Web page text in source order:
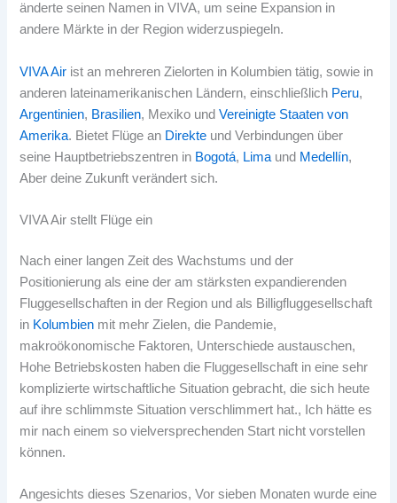
änderte seinen Namen in VIVA, um seine Expansion in
andere Märkte in der Region widerzuspiegeln.
VIVA Air ist an mehreren Zielorten in Kolumbien tätig, sowie in
anderen lateinamerikanischen Ländern, einschließlich Peru,
Argentinien, Brasilien, Mexiko undVereinigte Staaten von
Amerika. Bietet Flüge an Direkte und Verbindungen über
seine Hauptbetriebszentren in Bogotá, Lima und Medellín,
Aber deine Zukunft verändert sich.
VIVA Air stellt Flüge ein
Nach einer langen Zeit des Wachstums und der
Positionierung als eine der am stärksten expandierenden
Fluggesellschaften in der Region und als Billigfluggesellschaft
in Kolumbien mit mehr Zielen, die Pandemie,
makroökonomische Faktoren, Unterschiede austauschen,
Hohe Betriebskosten haben die Fluggesellschaft in eine sehr
komplizierte wirtschaftliche Situation gebracht, die sich heute
auf ihre schlimmste Situation verschlimmert hat., Ich hätte es
mir nach einem so vielversprechenden Start nicht vorstellen
können.
Angesichts dieses Szenarios, Vor sieben Monaten wurde eine